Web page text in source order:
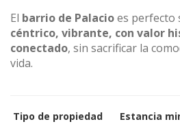
El barrio de Palacioes perfecto
céntrico, vibrante, con valor
conectado, sin sacrificar la
vida.
Tipo de propiedad Estancia